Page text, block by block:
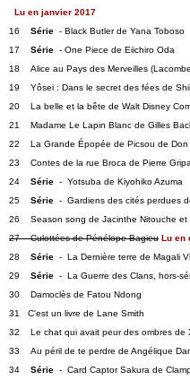
Lu en janvier 2017
16 Série - Black Butler de Yana Toboso
17 Série - One Piece de Eiichiro Oda
18    Alice au Pays des Merveilles
19    Yôsei : Dans le secret des fées de
20    La belle et la bête de Walt Disney
21    Madame Le Lapin Blanc de Gilles
22    La Grande Épopée de Picsou de
23    Contes de la rue Broca de Pierre
24 Série -  Yotsuba de Kiyohiko Azuma
25 Série -  Gardiens des cités perdues
26    Season song de Jacinthe Nitouche
27    Culottées de Pénélope Bagieu Lu en
28 Série -  La Dernière terre de Magali
29 Série -  La Guerre des Clans, hors-
30    Damoclès de Fatou Ndong
31   C'est un livre de Lane Smith
32    Le chat qui avait peur des ombres
33    Au péril de te perdre de Angélique
34 Série -  Card Captor Sakura de